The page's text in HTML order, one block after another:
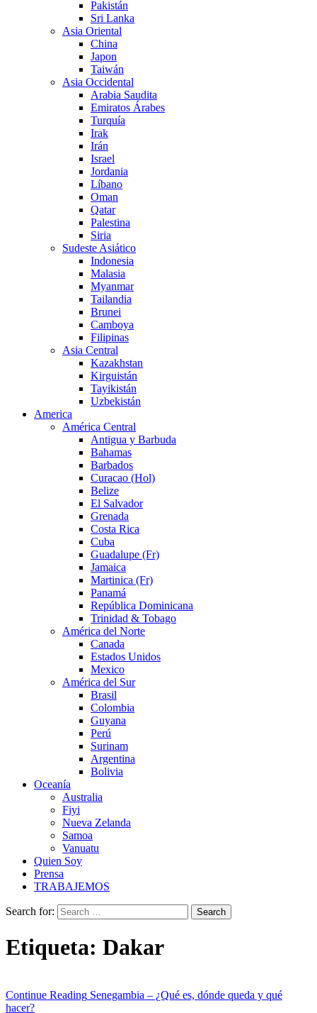
Pakistán
Sri Lanka
Asia Oriental
China
Japon
Taiwán
Asia Occidental
Arabia Saudita
Emiratos Árabes
Turquía
Irak
Irán
Israel
Jordania
Líbano
Oman
Qatar
Palestina
Siria
Sudeste Asiático
Indonesia
Malasia
Myanmar
Tailandia
Brunei
Camboya
Filipinas
Asia Central
Kazakhstan
Kirguistán
Tayikistán
Uzbekistán
America
América Central
Antigua y Barbuda
Bahamas
Barbados
Curacao (Hol)
Belize
El Salvador
Grenada
Costa Rica
Cuba
Guadalupe (Fr)
Jamaica
Martinica (Fr)
Panamá
República Dominicana
Trinidad & Tobago
América del Norte
Canada
Estados Unidos
Mexico
América del Sur
Brasil
Colombia
Guyana
Perú
Surinam
Argentina
Bolivia
Oceanía
Australia
Fiyi
Nueva Zelanda
Samoa
Vanuatu
Quien Soy
Prensa
TRABAJEMOS
Search for:
Etiqueta: Dakar
Continue Reading Senegambia – ¿Qué es, dónde queda y qué
hacer?